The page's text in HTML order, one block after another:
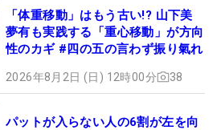
「体重移動」はもう古い!? 山下美
夢有も実践する「重心移動」が方向
性のカギ #四の五の言わず振り氣れ
2026年8月2日 (日) 12時00分 38
パットが入らない人の6割が左を向